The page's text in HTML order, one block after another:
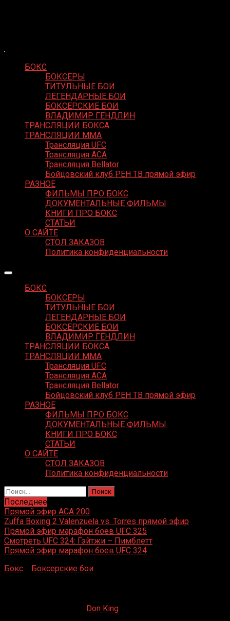
БОКС
БОКСЕРЫ
ТИТУЛЬНЫЕ БОИ
ЛЕГЕНДАРНЫЕ БОИ
БОКСЕРСКИЕ БОИ
ВЛАДИМИР ГЕНДЛИН
ТРАНСЛЯЦИИ БОКСА
ТРАНСЛЯЦИИ MMA
Трансляция UFC
Трансляция ACA
Трансляция Bellator
Бойцовский клуб РЕН ТВ прямой эфир
РАЗНОЕ
ФИЛЬМЫ ПРО БОКС
ДОКУМЕНТАЛЬНЫЕ ФИЛЬМЫ
КНИГИ ПРО БОКС
СТАТЬИ
О САЙТЕ
СТОЛ ЗАКАЗОВ
Политика конфиденциальности
БОКС
БОКСЕРЫ
ТИТУЛЬНЫЕ БОИ
ЛЕГЕНДАРНЫЕ БОИ
БОКСЕРСКИЕ БОИ
ВЛАДИМИР ГЕНДЛИН
ТРАНСЛЯЦИИ БОКСА
ТРАНСЛЯЦИИ MMA
Трансляция UFC
Трансляция ACA
Трансляция Bellator
Бойцовский клуб РЕН ТВ прямой эфир
РАЗНОЕ
ФИЛЬМЫ ПРО БОКС
ДОКУМЕНТАЛЬНЫЕ ФИЛЬМЫ
КНИГИ ПРО БОКС
СТАТЬИ
О САЙТЕ
СТОЛ ЗАКАЗОВ
Политика конфиденциальности
Найти:
Последнее
Прямой эфир ACA 200
Zuffa Boxing 2 Valenzuela vs. Torres прямой эфир
Прямой эфир марафон боев UFC 325
Смотреть UFC 324: Гэйтжи – Пимблетт
Прямой эфир марафон боев UFC 324
Бокс
Боксерские бои
Don King